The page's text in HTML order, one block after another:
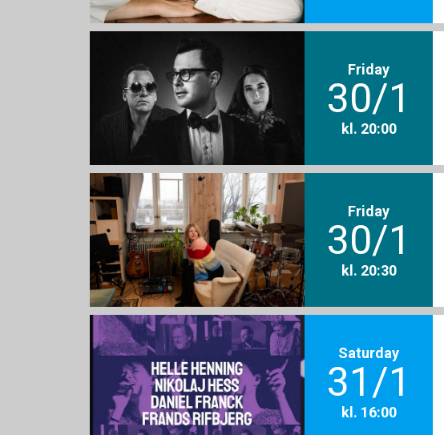
Friday
30/1
kl. 20:00
Friday
30/1
kl. 20:30
Saturday
31/1
kl. 16:00